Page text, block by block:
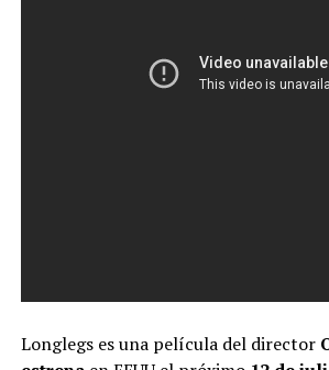
Longlegs es una película del director